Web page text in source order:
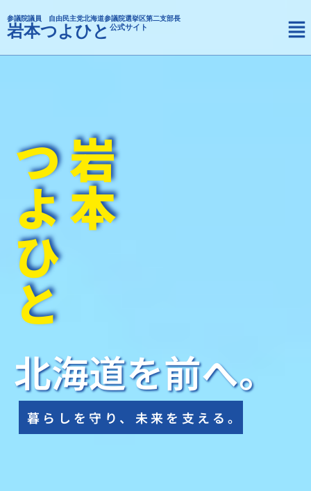
容
を
ス
参議院議員 自由民主党北海道参議院選挙区第二支部長
岩本つよひと 公式サイト
メ
ニ
ュ
岩本
つよひと
北海道を前へ。
暮らしを守り、未来を支える。